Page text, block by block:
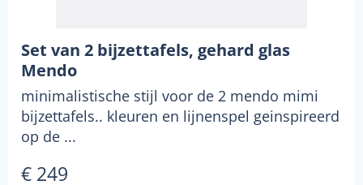
Set van 2 bijzettafels, gehard glas
Mendo
minimalistische stijl voor de 2 mendo mimi
bijzettafels.. kleuren en lijnenspel geinspireerd
op de ...
€ 249